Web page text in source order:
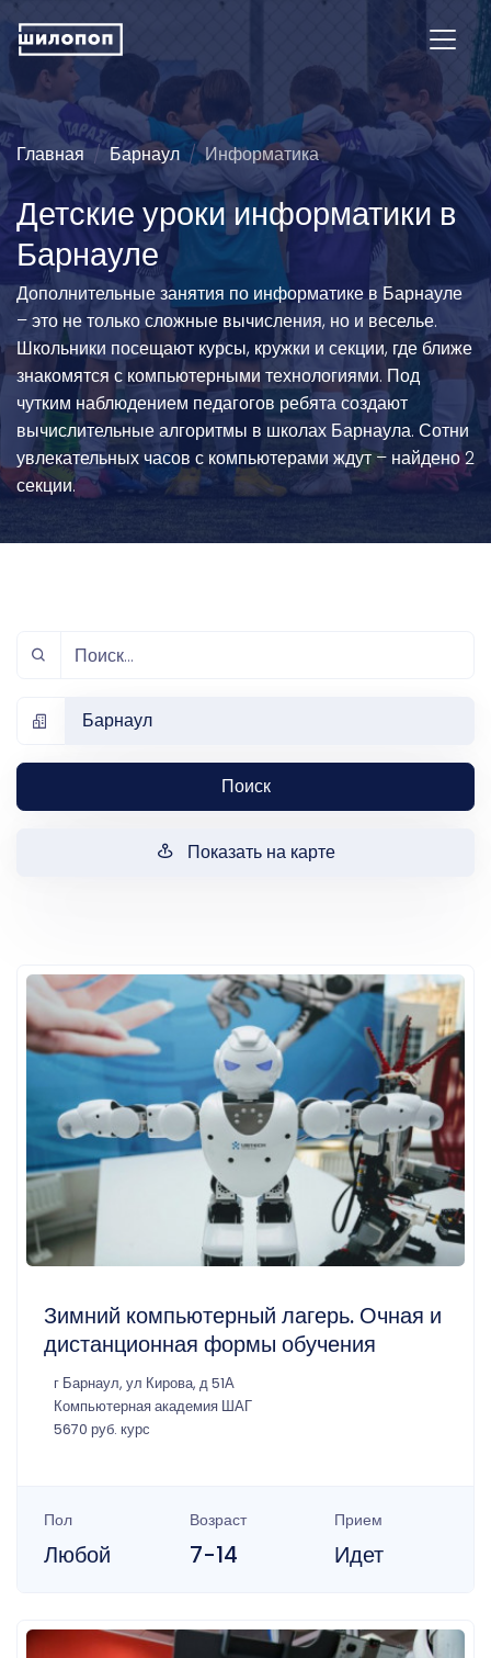
Главная Барнаул Информатика
Детские уроки информатики в
Барнауле
Дополнительные занятия по информатике в Барнауле
– это не только сложные вычисления, но и веселье.
Школьники посещают курсы, кружки и секции, где ближе
знакомятся с компьютерными технологиями. Под
чутким наблюдением педагогов ребята создают
вычислительные алгоритмы в школах Барнаула. Сотни
увлекательных часов с компьютерами ждут – найдено 2
секции.
Барнаул
Поиск
Показать на карте
Зимний компьютерный лагерь. Очная и
дистанционная формы обучения
г Барнаул, ул Кирова, д 51А
Компьютерная академия ШАГ
5670 руб. курс
Пол
Любой
Возраст
7-14
Прием
Идет